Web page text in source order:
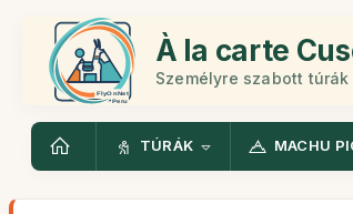
À la carte
Személyre szabott
TÚRÁK MACHU